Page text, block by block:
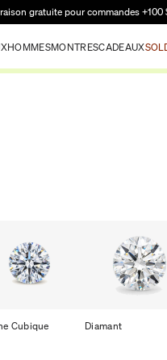
Passer au contenu
gratuite pour commandes +100
HOMMESMONTRESCADEAUX
Cubique Diamant